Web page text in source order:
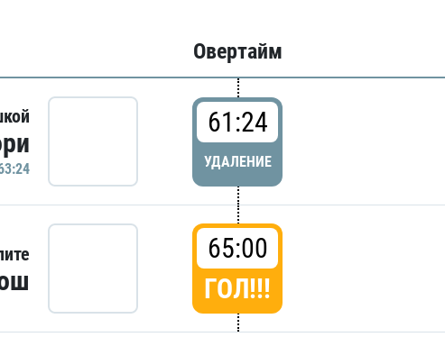
Овертайм
61:24
УДАЛЕНИЕ
65:00
ГОЛ!!!